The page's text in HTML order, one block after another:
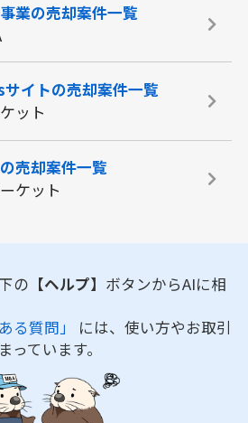
業の売却案件一覧
イトの売却案件一覧
ット
売却案件一覧
ケット
の 【ヘルプ】 ボタンからAIに相
る質問」 には、使い方やお取引
っています。